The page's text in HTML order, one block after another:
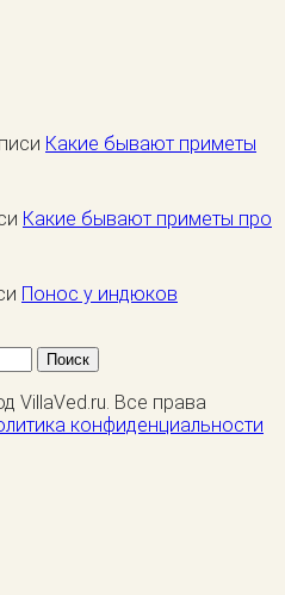
Какие бывают приметы
Какие бывают приметы про
Понос у индюков
VillaVed.ru. Все права
конфиденциальности